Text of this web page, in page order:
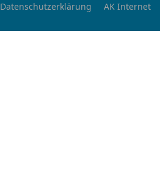
Datenschutzerklärung AK Internet